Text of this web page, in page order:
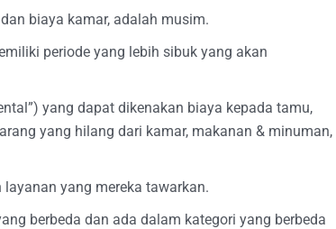
biaya kamar, adalah musim.
periode yang lebih sibuk yang akan
yang dapat dikenakan biaya kepada tamu,
yang hilang dari kamar, makanan & minuman,
yang mereka tawarkan.
berbeda dan ada dalam kategori yang berbeda